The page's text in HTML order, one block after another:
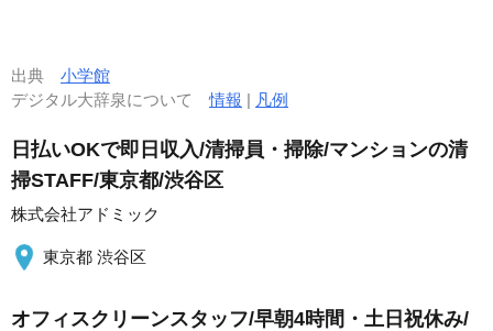
出典 小学館
デジタル大辞泉について情報 | 凡例
日払いOKで即日収入/清掃員・掃除/マンションの清
掃STAFF/東京都/渋谷区
株式会社アドミック
東京都 渋谷区
オフィスクリーンスタッフ/早朝4時間・土日祝休み/